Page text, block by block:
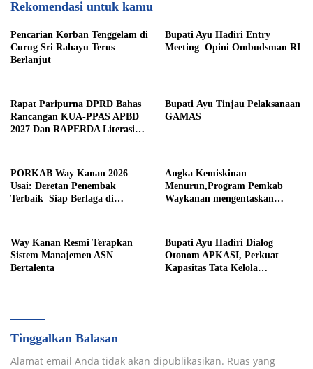
Rekomendasi untuk kamu
Pencarian Korban Tenggelam di
Curug Sri Rahayu Terus
Berlanjut
Bupati Ayu Hadiri Entry
Meeting Opini Ombudsman RI
Rapat Paripurna DPRD Bahas
Rancangan KUA-PPAS APBD
2027 Dan RAPERDA Literasi
Bupati Ayu Tinjau Pelaksanaan
GAMAS
PORKAB Way Kanan 2026
Usai: Deretan Penembak
Terbaik Siap Berlaga di
Angka Kemiskinan
Menurun,Program Pemkab
Waykanan mengentaskan
Way Kanan Resmi Terapkan
Sistem Manajemen ASN
Bertalenta
Bupati Ayu Hadiri Dialog
Otonom APKASI, Perkuat
Kapasitas Tata Kelola
Tinggalkan Balasan
Alamat email Anda tidak akan dipublikasikan. Ruas yang